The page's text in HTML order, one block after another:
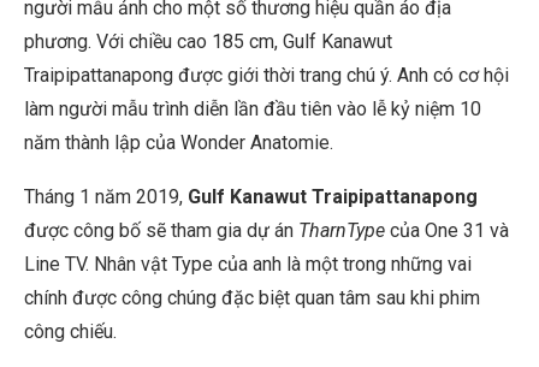
người mẫu ảnh cho một số thương hiệu quần áo địa
phương. Với chiều cao 185 cm, Gulf Kanawut
Traipipattanapong được giới thời trang chú ý. Anh có cơ hội
làm người mẫu trình diễn lần đầu tiên vào lễ kỷ niệm 10
năm thành lập của Wonder Anatomie.
Tháng 1 năm 2019, Gulf Kanawut Traipipattanapong
được công bố sẽ tham gia dự án TharnType của One 31 và
Line TV. Nhân vật Type của anh là một trong những vai
chính được công chúng đặc biệt quan tâm sau khi phim
công chiếu.